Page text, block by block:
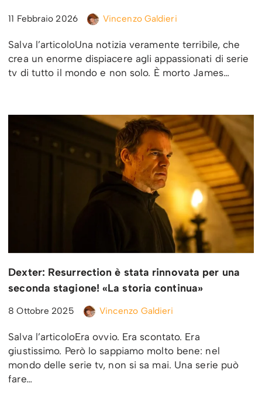
11 Febbraio 2026 Vincenzo Galdieri
Salva l’articoloUna notizia veramente terribile, che
crea un enorme dispiacere agli appassionati di serie
tv di tutto il mondo e non solo. È morto James…
Dexter: Resurrection è stata rinnovata per una
seconda stagione! «La storia continua»
8 Ottobre 2025 Vincenzo Galdieri
Salva l’articoloEra ovvio. Era scontato. Era
giustissimo. Però lo sappiamo molto bene: nel
mondo delle serie tv, non si sa mai. Una serie può
fare…